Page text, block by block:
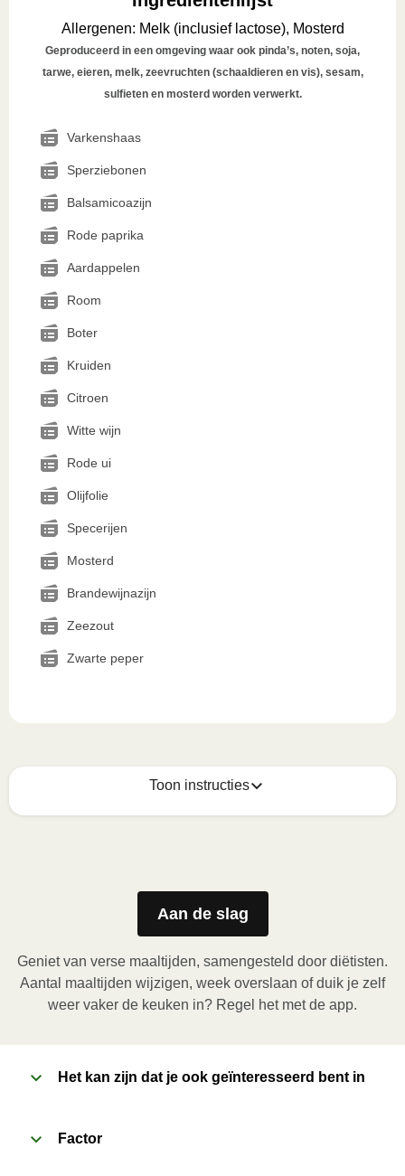
Allergenen: Melk (inclusief lactose), Mosterd
Geproduceerd in een omgeving waar ook pinda’s, noten, soja,
tarwe, eieren, melk, zeevruchten (schaaldieren en vis), sesam,
sulfieten en mosterd worden verwerkt.
Varkenshaas
Sperziebonen
Balsamicoazijn
Rode paprika
Aardappelen
Room
Boter
Kruiden
Citroen
Witte wijn
Rode ui
Olijfolie
Specerijen
Mosterd
Brandewijnazijn
Zeezout
Zwarte peper
Toon instructies
Zo geniet je er op z'n best van
Magnetron (800W):
Verwijder de kartonnen sleeve en prik enkele gaatjes
in de folie. Plaats het bakje in de magnetron en
verwarm de maaltijd gedurende 3,5 minuten. Laat de
maaltijd daarna nog 1 minuut rusten voor het
verwijderen van de folie. Pas bij het openen op voor
sleeve en prik enkele gaatjes in de folie. Plaats het
Aan de slag
Geniet van verse maaltijden, samengesteld door diëtisten.
Aantal maaltijden wijzigen, week overslaan of duik je zelf
weer vaker de keuken in? Regel het met de app.
Het kan zijn dat je ook geïnteresseerd bent in
Factor